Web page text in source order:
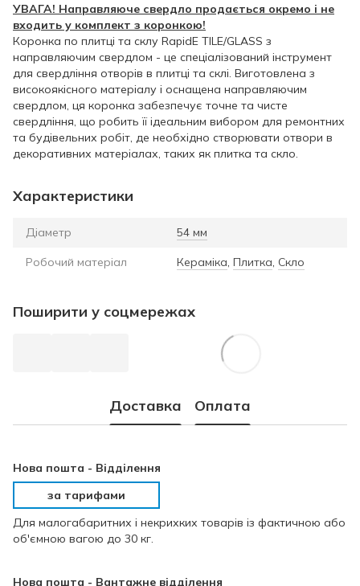
УВАГА! Направляюче свердло продається окремо і не
входить у комплект з коронкою!
Коронка по плитці та склу RapidE TILE/GLASS з
направляючим свердлом - це спеціалізований інструмент
для свердління отворів в плитці та склі. Виготовлена з
високоякісного матеріалу і оснащена направляючим
свердлом, ця коронка забезпечує точне та чисте
свердління, що робить її ідеальним вибором для ремонтних
та будівельних робіт, де необхідно створювати отвори в
декоративних матеріалах, таких як плитка та скло.
Характеристики
Діаметр 54 мм
Робочий матеріал Кераміка Плитка Скло
Поширити у соцмережах
Доставка Оплата
Нова пошта - Відділення
за тарифами
Для малогабаритних і некрихких товарів із фактичною або
об'ємною вагою до 30 кг.
Нова пошта - Вантажне відділення